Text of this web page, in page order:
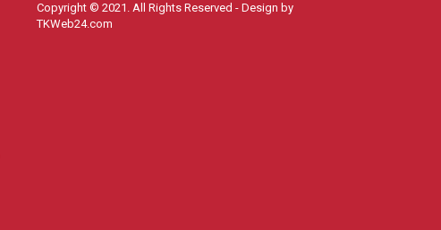
Copyright © 2021. All Rights Reserved - Design by
TKWeb24.com